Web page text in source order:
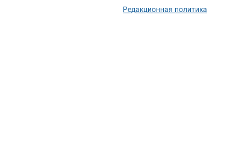
Редакционная политика